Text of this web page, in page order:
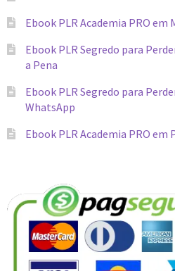
Ebook PLR Academia PRO em
Ebook PLR Segredo para
a Pena
Ebook PLR Segredo para
WhatsApp
Ebook PLR Academia PRO